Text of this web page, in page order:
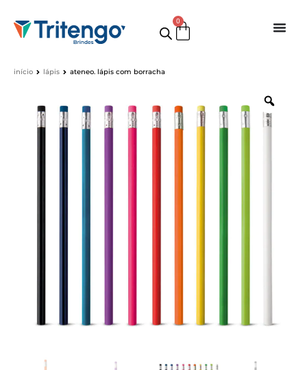
0
início lápis ateneo. lápis com borracha